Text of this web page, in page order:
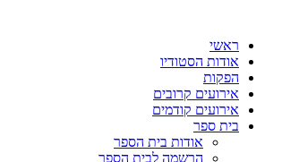
ראשי
אודות הסטודיו
הפקות
אירועים קרובים
אירועים קודמים
בית ספר
אודות בית הספר
הרשמה לבית הספר